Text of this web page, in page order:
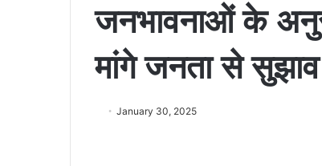
जनभावनाओं के
मांगे जनता से सुझाव
January 30, 2025